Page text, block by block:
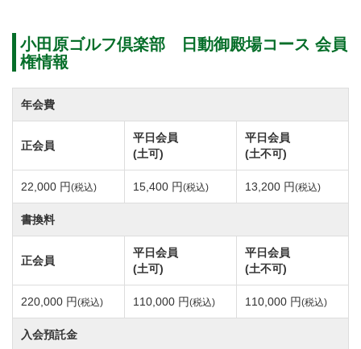
親族・相続
【正会員】50,000円(税別) 【平日・週日会員】
同一法人内
【正会員】50,000円(税別) 【平日・週日会員】
50,000(税別)
②預託金充当制度について
名義書換にて入会する際に、購入会員権の預託金額の
半額まで名義書換料に充当することができる制度を希
望者に実施します。但し、年会費及び消費税は充当で
きません。尚、預託金額は、民事再生時において変更
されており、証券の額面金額と相違する場合がござい
ます。
小田原ゴルフ倶楽部 日動御殿場コース 会員
権情報
年会費
正会員
平日会員
(土可)
平日会員
(土不可)
22,000 円(税込) 15,400 円(税込) 13,200 円(税込)
書換料
正会員
平日会員
(土可)
平日会員
(土不可)
220,000 円(税込) 110,000 円(税込) 110,000 円(税込)
入会預託金